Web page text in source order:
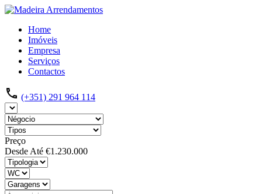
Home
Imóveis
Empresa
Serviços
Contactos
(+351) 291 964 114
Preço
Desde Até €1.230.000